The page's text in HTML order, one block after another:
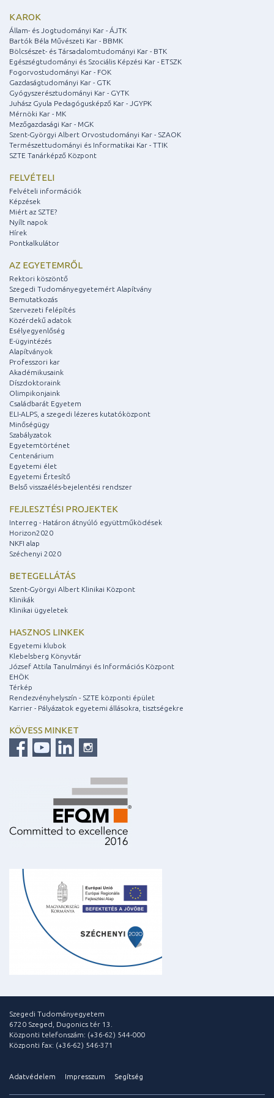
KAROK
Állam- és Jogtudományi Kar - ÁJTK
Bartók Béla Művészeti Kar - BBMK
Bölcsészet- és Társadalomtudományi Kar - BTK
Egészségtudományi és Szociális Képzési Kar - ETSZK
Fogorvostudományi Kar - FOK
Gazdaságtudományi Kar - GTK
Gyógyszerésztudományi Kar - GYTK
Juhász Gyula Pedagógusképző Kar - JGYPK
Mérnöki Kar - MK
Mezőgazdasági Kar - MGK
Szent-Györgyi Albert Orvostudományi Kar - SZAOK
Természettudományi és Informatikai Kar - TTIK
SZTE Tanárképző Központ
FELVÉTELI
Felvételi információk
Képzések
Miért az SZTE?
Nyílt napok
Hírek
Pontkalkulátor
AZ EGYETEMRŐL
Rektori köszöntő
Szegedi Tudományegyetemért Alapítvány
Bemutatkozás
Szervezeti felépítés
Közérdekű adatok
Esélyegyenlőség
E-ügyintézés
Alapítványok
Professzori kar
Akadémikusaink
Díszdoktoraink
Olimpikonjaink
Családbarát Egyetem
ELI-ALPS, a szegedi lézeres kutatóközpont
Minőségügy
Szabályzatok
Egyetemtörténet
Centenárium
Egyetemi élet
Egyetemi Értesítő
Belső visszaélés-bejelentési rendszer
FEJLESZTÉSI PROJEKTEK
Interreg - Határon átnyúló együttműködések
Horizon2020
NKFI alap
Széchenyi 2020
BETEGELLÁTÁS
Szent-Györgyi Albert Klinikai Központ
Klinikák
Klinikai ügyeletek
HASZNOS LINKEK
Egyetemi klubok
Klebelsberg Könyvtár
József Attila Tanulmányi és Információs Központ
EHÖK
Térkép
Rendezvényhelyszín - SZTE központi épület
Karrier - Pályázatok egyetemi állásokra, tisztségekre
KÖVESS MINKET
Szegedi Tudományegyetem
6720 Szeged, Dugonics tér 13.
Központi telefonszám: (+36-62) 544-000
Központi fax: (+36-62) 546-371
Adatvédelem Impresszum Segítség